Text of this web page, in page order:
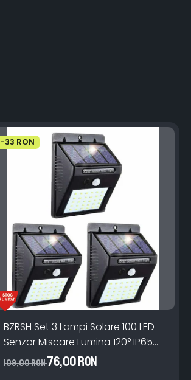
-33 RON
BZRSH Set 3 Lampi Solare 100 LED
Senzor Miscare Lumina 120° IP65
ABS Monocristalin
109,00 RON76,00 RON